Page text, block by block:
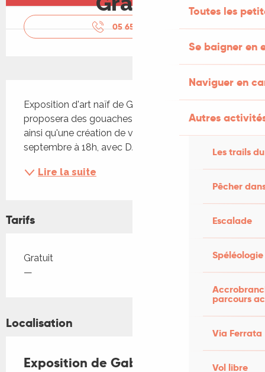
Toutes les
Se baigner en
Naviguer en
Autres
Les trails
Pêcher
Escalade
Spéléologie
parcours
Via Ferrata
Vol libre
05 65 24 34
Exposition d'art naïf de Gabrielle Diot, qui
proposera des gouaches sur toile et sur ardoise,
ainsi qu'une création de vitrail Vernissage le 20
septembre à 18h, avec DJ set.
Lire la suite
Tarifs
Tarifs 2026
Gratuit
—
Localisation
Exposition de Gabrielle Diot